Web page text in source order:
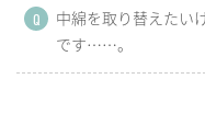
Q
中綿を取り替えたい
です……。